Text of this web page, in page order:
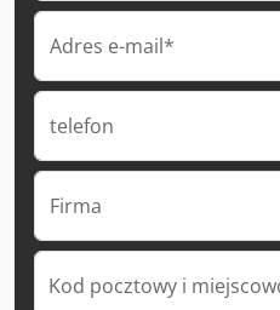
Adres e-mail*
telefon
Firma
Kod pocztowy i